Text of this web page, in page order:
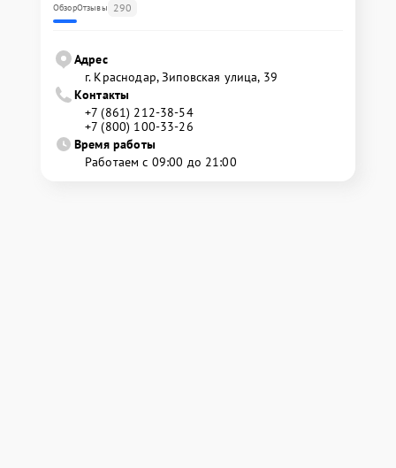
ОбзорОтзывы 290
Адрес
г. Краснодар, Зиповская улица, 39
Контакты
+7 (861) 212-38-54
+7 (800) 100-33-26
Время работы
Работаем с 09:00 до 21:00